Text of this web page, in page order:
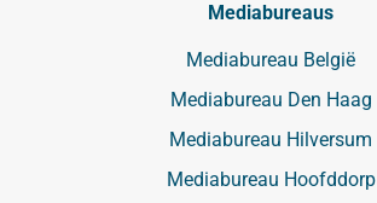
Mediabureaus
Mediabureau België
Mediabureau Den Haag
Mediabureau Hilversum
Mediabureau Hoofddorp